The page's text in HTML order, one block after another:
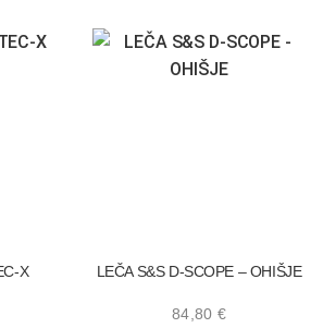
X
84,80 €
LEČA S&S D-SCOPE – OHIŠJE